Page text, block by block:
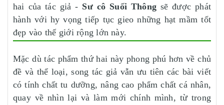
hai của tác giả - Sư cô Suối Thông sẽ được phát
hành với hy vọng tiếp tục gieo những hạt mầm tốt
đẹp vào thế giới rộng lớn này.
Mặc dù tác phẩm thứ hai này phong phú hơn về chủ
đề và thể loại, song tác giả vẫn ưu tiên các bài viết
có tính chất tu dưỡng, nâng cao phẩm chất cá nhân,
quay về nhìn lại và làm mới chính mình, từ trong